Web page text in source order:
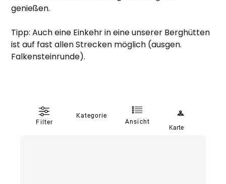
genießen.
Tipp: Auch eine Einkehr in eine unserer Berghütten
ist auf fast allen Strecken möglich (ausgen.
Falkensteinrunde).
Filter
Kategorie
Ansicht
Karte